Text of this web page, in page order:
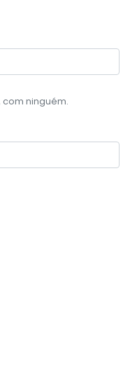
ninguém.